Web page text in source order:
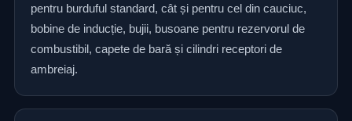
pentru burduful standard, cât și pentru cel din cauciuc,
bobine de inducție, bujii, busoane pentru rezervorul de
combustibil, capete de bară și cilindri receptori de
ambreiaj.